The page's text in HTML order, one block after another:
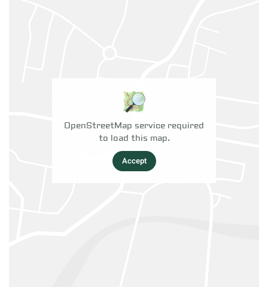
OpenStreetMap service required
to load this map.
Accept